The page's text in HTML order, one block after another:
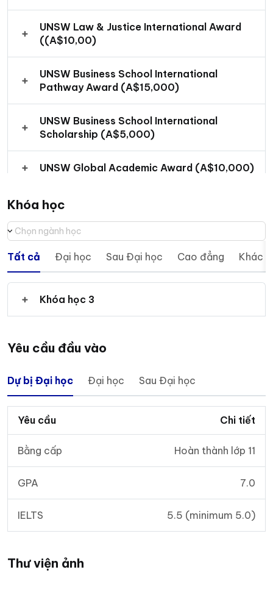
UNSW Law & Justice International Award
((A$10,00)
UNSW Business School International
Pathway Award (A$15,000)
UNSW Business School International
Scholarship (A$5,000)
UNSW Global Academic Award (A$10,000)
Khóa học
Chọn ngành học
Tất cả Đại học Sau Đại học Cao đẳng Khác
Khóa học 3
Yêu cầu đầu vào
Dự bị Đại học Đại học Sau Đại học
Yêu cầu Chi tiết
Bằng cấp Hoàn thành lớp 11
GPA 7.0
IELTS 5.5 (minimum 5.0)
Thư viện ảnh